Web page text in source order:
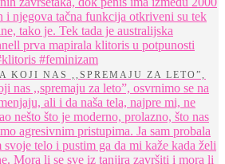
KOJI NAS ,,SPREMAJU ZA LETO”,